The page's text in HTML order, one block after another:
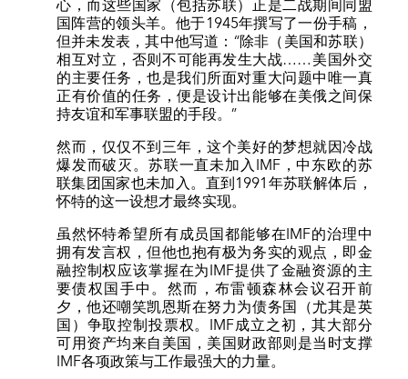
心，而这些国家（包括苏联）正是二战期间同盟
国阵营的领头羊。他于1945年撰写了一份手稿，
但并未发表，其中他写道：“除非（美国和苏联）
相互对立，否则不可能再发生大战……美国外交
的主要任务，也是我们所面对重大问题中唯一真
正有价值的任务，便是设计出能够在美俄之间保
持友谊和军事联盟的手段。”
然而，仅仅不到三年，这个美好的梦想就因冷战
爆发而破灭。苏联一直未加入IMF，中东欧的苏
联集团国家也未加入。直到1991年苏联解体后，
怀特的这一设想才最终实现。
虽然怀特希望所有成员国都能够在IMF的治理中
拥有发言权，但他也抱有极为务实的观点，即金
融控制权应该掌握在为IMF提供了金融资源的主
要债权国手中。然而，布雷顿森林会议召开前
夕，他还嘲笑凯恩斯在努力为债务国（尤其是英
国）争取控制投票权。IMF成立之初，其大部分
可用资产均来自美国，美国财政部则是当时支撑
IMF各项政策与工作最强大的力量。